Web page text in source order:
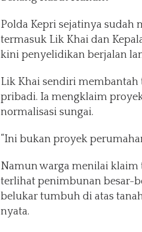
r
Polda Kepri sejatinya sudah
termasuk Lik Khai dan
kini penyelidikan berjalan
Lik Khai sendiri
pribadi. Ia mengklaim
normalisasi sungai.
“Ini bukan proyek
Namun warga menilai klaim
terlihat penimbunan besar-
belukar tumbuh di atas
nyata.